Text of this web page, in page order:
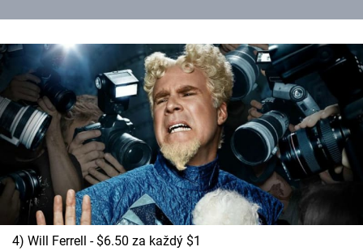
4) Will Ferrell - $6.50 za každý $1